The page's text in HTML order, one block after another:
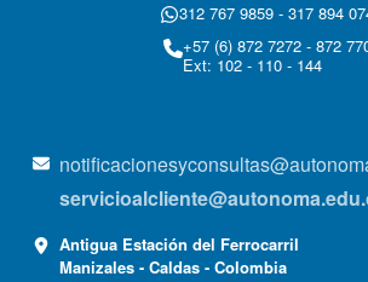
312 767 9859 - 317 894
+57 (6) 872 7272 - 872
Ext: 102 - 110 - 144
Antigua Estación del Ferrocarril
Manizales - Caldas - Colombia